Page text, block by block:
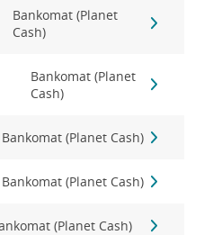
Bankomat (Planet
Cash)
Bankomat (Planet
Cash)
Bankomat (Planet Cash)
Bankomat (Planet Cash)
(Planet Cash)